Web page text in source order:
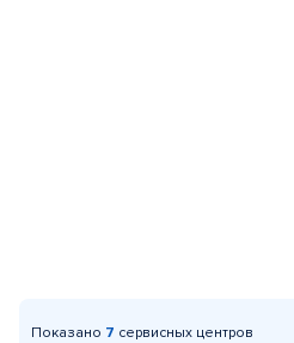
Показано 7 сервисных центров